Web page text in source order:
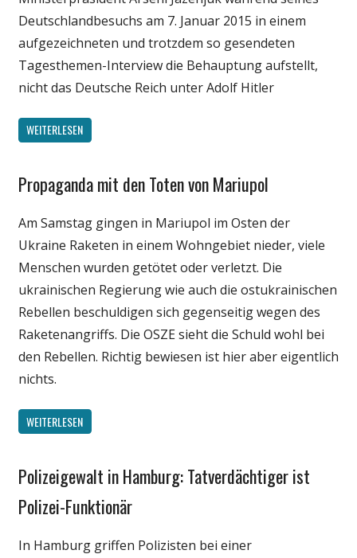
Deutschlandbesuchs am 7. Januar 2015 in einem
aufgezeichneten und trotzdem so gesendeten
Tagesthemen-Interview die Behauptung aufstellt,
nicht das Deutsche Reich unter Adolf Hitler
WEITERLESEN
Gesellschaft
Medien
Politik
Wissenschaft
Propaganda mit den Toten von Mariupol
Am Samstag gingen in Mariupol im Osten der
Ukraine Raketen in einem Wohngebiet nieder, viele
Menschen wurden getötet oder verletzt. Die
ukrainischen Regierung wie auch die ostukrainischen
Rebellen beschuldigen sich gegenseitig wegen des
Raketenangriffs. Die OSZE sieht die Schuld wohl bei
den Rebellen. Richtig bewiesen ist hier aber eigentlich
nichts.
WEITERLESEN
Gesellschaft
Internet
Politik
Polizeigewalt in Hamburg: Tatverdächtiger ist
Polizei-Funktionär
In Hamburg griffen Polizisten bei einer